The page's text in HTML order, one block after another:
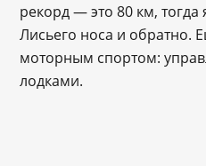
рекорд — это 80 км,
Лисьего носа и обратно.
моторным спортом:
лодками.